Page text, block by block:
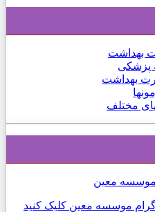
بهداشت
پزشکی
بهداشت
مختلف
موسسه معین کلیک کنید